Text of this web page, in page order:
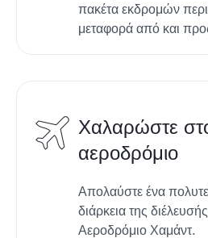
πακέτα εκδρομών
μεταφορά από και
Χαλαρώστε
αεροδρόμιο
Απολαύστε ένα
διάρκεια της
Αεροδρόμιο Χαμάντ.